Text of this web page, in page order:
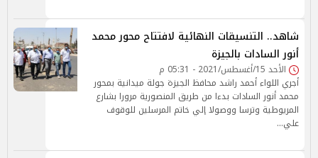
شاهد.. التنسيقات النهائية لافتتاح محور محمد
أنور السادات بالجيزة
الأحد 15/أغسطس/2021 - 05:31 م
أجري اللواء أحمد راشد محافظ الجيزة جولة ميدانية بمحور
محمد أنور السادات بدءا من طريق المنصورية مرورا بشارع
المريوطية وترسا ووصولا إلي خاتم المرسلين للوقوف
علي…